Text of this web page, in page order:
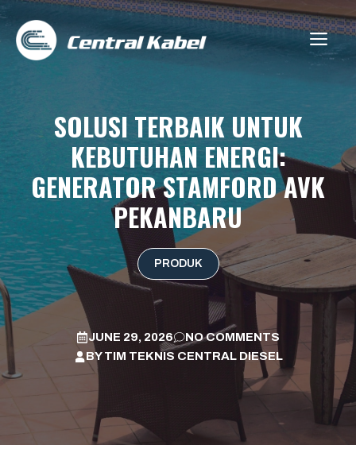
Skip
content
SOLUSI TERBAIK UNTUK
KEBUTUHAN ENERGI:
GENERATOR STAMFORD AVK
PEKANBARU
PRODUK
JUNE 29, 2026
NO COMMENTS
BYTIM TEKNIS CENTRAL DIESEL